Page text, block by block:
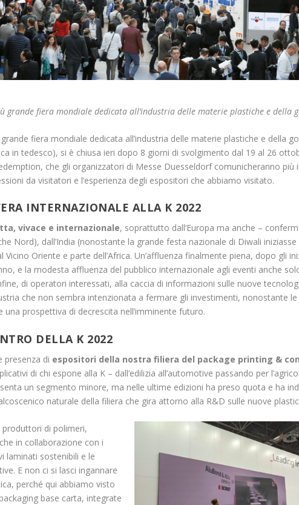
grande fiera mondiale dedicata all’industria delle materie plastiche e della
fiera mondiale dedicata all’industria delle materie plastiche e della
in tedesco), si è chiusa ieri dopo 8 giorni di svolgimento dal 19 al 26
che gli organizzatori di Messe Duesseldorf comunicheranno più
da visitatori e l’esperienza degli espositori che abbiamo visitato.
INTERNAZIONALE ALLA K 2022
vivace e internazionale, soprattutto dall’Europa ma anche –
Nord), dall’India (nonostante la grande festa nazionale di Diwali iniziasse
Vicino Oriente e parte dell’Africa. Un’affluenza finalmente piena, dopo gli
e la modesta affluenza del pubblico internazionale agli eventi anche
di operatori interessati, alla caccia di informazioni sulle nuove
che non sembra intenzionata a fermare gli investimenti, nonostante
prospettiva di decrescita nell’imminente futuro.
DELLA K 2022
presenza di espositori della nostra filiera del package printing &
di chi espone alla K – dall’edilizia all’automotive passando per
un segmento minore, ma nelle ultime edizioni ha preso quota e ha
naturale della filiera che gira attorno alla R&D sulle nuove
di polimeri,
in collaborazione con i
laminati sostenibili e le
E non ci si lasci ingannare
perché qui abbiamo visto
base carta, integrate